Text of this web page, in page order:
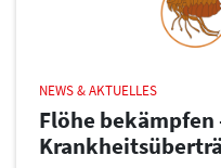
NEWS & AKTUELLES
Flöhe